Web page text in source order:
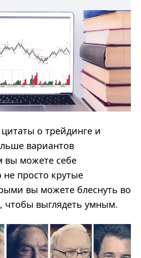
о трейдинге и
вариантов
вы можете себе
не просто крутые
вы можете блеснуть во
чтобы выглядеть умным.